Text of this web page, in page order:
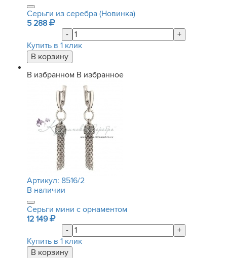
Серьги из серебра (Новинка)
5 288
-
+
Купить в 1 клик
В избранном В избранное
Артикул: 8516/2
В наличии
Серьги мини с орнаментом
12 149
-
+
Купить в 1 клик